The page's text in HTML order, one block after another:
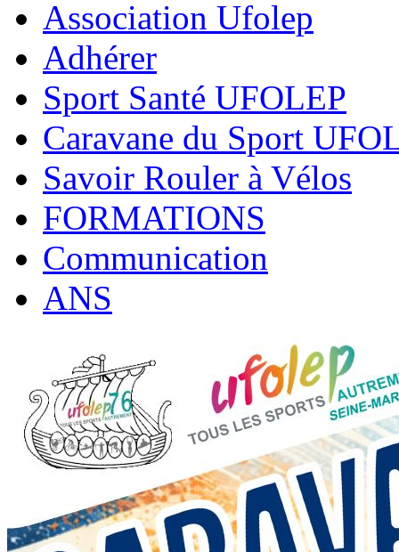
Association Ufolep
Adhérer
Sport Santé UFOLEP
Caravane du Sport
Savoir Rouler à Vélos
FORMATIONS
Communication
ANS